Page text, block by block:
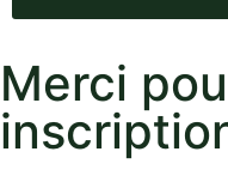
Merci